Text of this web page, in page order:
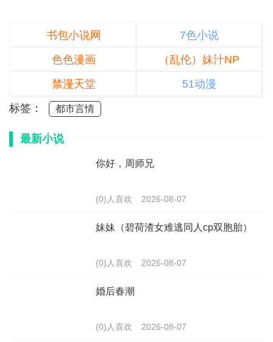
书包小说网
7色小说
色色漫画
（乱伦）妹汁NP
禁漫天堂
51动漫
标签：
都市言情
最新小说
你好，周师兄
(0)人喜欢 2026-08-07
妹妹（碧荷渣女难逃同人cp双胞胎）
(0)人喜欢 2026-08-07
婚后春潮
(0)人喜欢 2026-08-07